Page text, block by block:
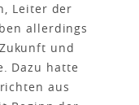
Leiter der
allerdings
und
Dazu hatte
aus